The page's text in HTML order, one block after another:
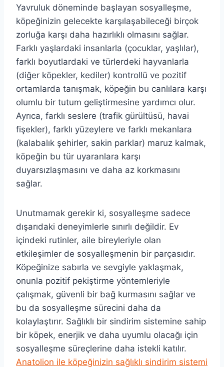
Yavruluk döneminde başlayan sosyalleşme,
köpeğinizin gelecekte karşılaşabileceği birçok
zorluğa karşı daha hazırlıklı olmasını sağlar.
Farklı yaşlardaki insanlarla (çocuklar, yaşlılar),
farklı boyutlardaki ve türlerdeki hayvanlarla
(diğer köpekler, kediler) kontrollü ve pozitif
ortamlarda tanışmak, köpeğin bu canlılara karşı
olumlu bir tutum geliştirmesine yardımcı olur.
Ayrıca, farklı seslere (trafik gürültüsü, havai
fişekler), farklı yüzeylere ve farklı mekanlara
(kalabalık şehirler, sakin parklar) maruz kalmak,
köpeğin bu tür uyaranlara karşı
duyarsızlaşmasını ve daha az korkmasını
sağlar.
Unutmamak gerekir ki, sosyalleşme sadece
dışarıdaki deneyimlerle sınırlı değildir. Ev
içindeki rutinler, aile bireyleriyle olan
etkileşimler de sosyalleşmenin bir parçasıdır.
Köpeğinize sabırla ve sevgiyle yaklaşmak,
onunla pozitif pekiştirme yöntemleriyle
çalışmak, güvenli bir bağ kurmasını sağlar ve
bu da sosyalleşme sürecini daha da
kolaylaştırır. Sağlıklı bir sindirim sistemine sahip
bir köpek, enerjik ve daha uyumlu olacağı için
sosyalleşme süreçlerine daha istekli katılır.
Anatolion ile köpeğinizin sağlıklı sindirim sistemi